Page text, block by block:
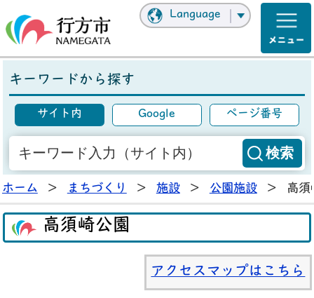
Language
キーワードから探す
サイト内 Google ページ番号
ホーム > まちづくり > 施設 > 公園施設 > 高須
高須崎公園
アクセスマップはこちら